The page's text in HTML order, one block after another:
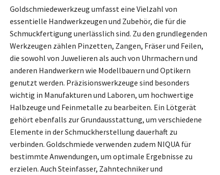
Goldschmiedewerkzeug umfasst eine Vielzahl von
essentielle Handwerkzeugen und Zubehör, die für die
Schmuckfertigung unerlässlich sind. Zu den grundlegenden
Werkzeugen zählen Pinzetten, Zangen, Fräser und Feilen,
die sowohl von Juwelieren als auch von Uhrmachern und
anderen Handwerkern wie Modellbauern und Optikern
genutzt werden. Präzisionswerkzeuge sind besonders
wichtig in Manufakturen und Laboren, um hochwertige
Halbzeuge und Feinmetalle zu bearbeiten. Ein Lötgerät
gehört ebenfalls zur Grundausstattung, um verschiedene
Elemente in der Schmuckherstellung dauerhaft zu
verbinden. Goldschmiede verwenden zudem NIQUA für
bestimmte Anwendungen, um optimale Ergebnisse zu
erzielen. Auch Steinfasser, Zahntechniker und